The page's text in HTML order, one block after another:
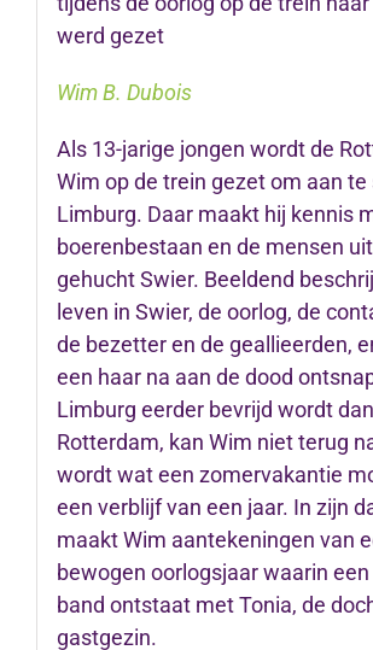
werd gezet
Wim B. Dubois
Als 13-jarige jongen wordt de
Wim op de trein gezet om aan te
Limburg. Daar maakt hij kennis
boerenbestaan en de mensen
gehucht Swier. Beeldend
leven in Swier, de oorlog, de
de bezetter en de geallieerden,
een haar na aan de dood
Limburg eerder bevrijd wordt dan
Rotterdam, kan Wim niet terug
wordt wat een zomervakantie
een verblijf van een jaar. In zijn
maakt Wim aantekeningen van
bewogen oorlogsjaar waarin
band ontstaat met Tonia, de
gastgezin.